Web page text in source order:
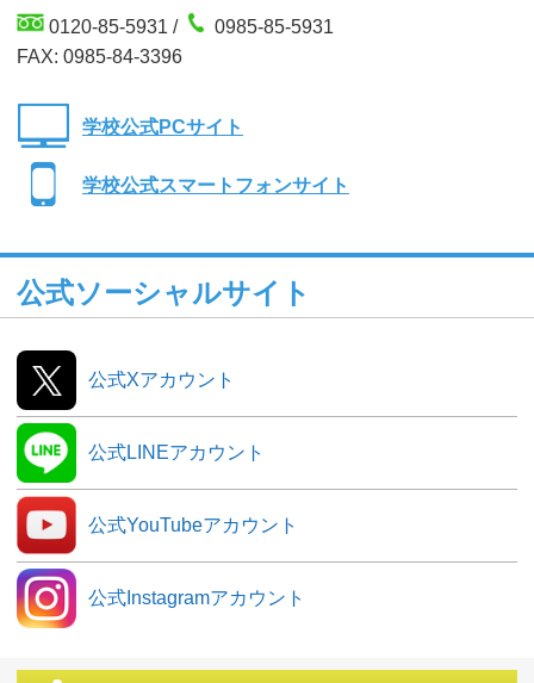
0120-85-5931 /
0985-85-5931
FAX: 0985-84-3396
学校公式PCサイト
学校公式スマートフォンサイト
公式ソーシャルサイト
公式Xアカウント
公式LINEアカウント
公式YouTubeアカウント
公式Instagramアカウント